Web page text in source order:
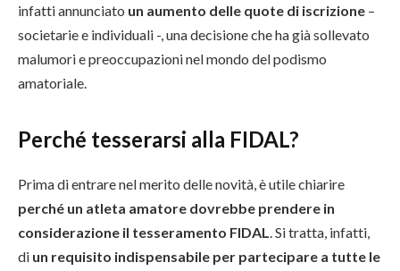
infatti annunciato un aumento delle quote di iscrizione –
societarie e individuali -, una decisione che ha già sollevato
malumori e preoccupazioni nel mondo del podismo
amatoriale.
Perché tesserarsi alla FIDAL?
Prima di entrare nel merito delle novità, è utile chiarire
perché un atleta amatore dovrebbe prendere in
considerazione il tesseramento FIDAL. Si tratta, infatti,
di un requisito indispensabile per partecipare a tutte le